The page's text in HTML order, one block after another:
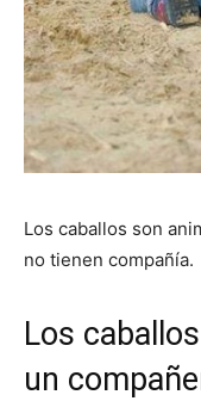
Los caballos son
no tienen compañía.
Los
un